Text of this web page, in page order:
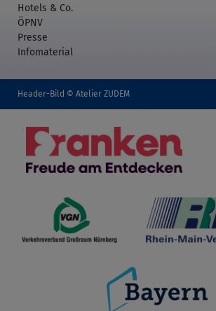
Hotels & Co.
ÖPNV
Presse
Infomaterial
Header-Bild © Atelier ZUDEM